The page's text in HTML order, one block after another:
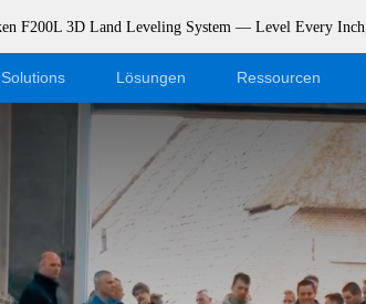
F200L 3D Land Leveling System — Level Every
Solutions Lösungen Ressourcen
Veranstaltungen
Support